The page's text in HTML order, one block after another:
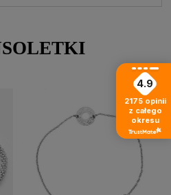
4.9
2175 opinii
z całego
okresu